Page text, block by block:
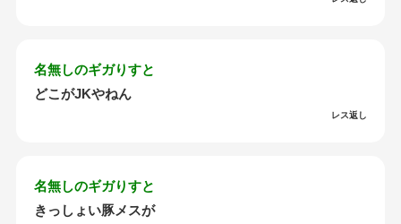
名無しのギガりすと
どこがJKやねん
レス返し
名無しのギガりすと
きっしょい豚メスが